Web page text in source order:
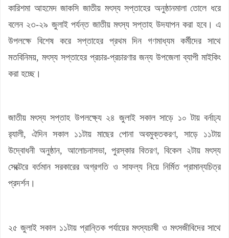
কারিশমা আহমেদ জাকসি জাতীয় মৎস্য সপ্তাহের অনুষ্ঠানমালা তোলে ধরে
বলেন ২৩-২৯ জুলাই পর্যন্ত জাতীয় মৎস্য সপ্তাহ উদযাপন করা হবে। এ
উপলক্ষে বিশেষ করে সপ্তাহের প্রথম দিন গণমাধ্যম কর্মীদের সাথে
মতবিনিময়, মৎস্য সপ্তাহের প্রচার-প্রচারণার জন্য উপজেলা ব্যাপী মাইকিং
করা হচ্ছে।
জাতীয় মৎস্য সপ্তাহ উপলক্ষ্যে ২৪ জুলাই সকাল সাড়ে ১০ টায় বর্নাঢ্য
র‌্যালী, ঐদিন সকাল ১১টায় মাছের পোনা অবমুক্তকরণ, সাড়ে ১১টায়
উদ্বোধনী অনুষ্ঠান, আলোচনাসভা, পুরস্কার বিতরণ, বিকেল ২টায় মৎস্য
সেক্টেরে বর্তমান সরকারের অগ্রগতি ও সাফল্য নিয়ে নির্মিত প্রামান্যচিত্র
প্রদর্শন।
২৫ জুলাই সকাল ১১টায় প্রান্তিক পর্যায়ের মৎস্যচাষী ও মৎসজীবিদের সাথে